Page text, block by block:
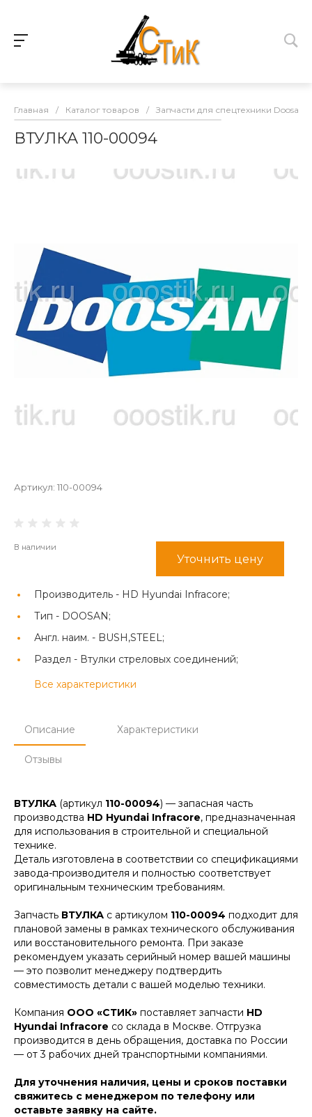
Главная / Каталог товаров / Запчасти для спецтехники Doosan
ВТУЛКА 110-00094
Артикул: 110-00094
В наличии
Уточнить цену
Производитель - HD Hyundai Infracore;
Тип - DOOSAN;
Англ. наим. - BUSH,STEEL;
Раздел - Втулки стреловых соединений;
Все характеристики
Описание Характеристики
Отзывы
ВТУЛКА (артикул 110-00094) — запасная часть
производства HD Hyundai Infracore, предназначенная
для использования в строительной и специальной
технике.
Деталь изготовлена в соответствии со спецификациями
завода-производителя и полностью соответствует
оригинальным техническим требованиям.
Запчасть ВТУЛКА с артикулом 110-00094 подходит для
плановой замены в рамках технического обслуживания
или восстановительного ремонта. При заказе
рекомендуем указать серийный номер вашей машины
— это позволит менеджеру подтвердить
совместимость детали с вашей моделью техники.
Компания ООО «СТИК» поставляет запчасти HD
Hyundai Infracore со склада в Москве. Отгрузка
производится в день обращения, доставка по России
— от 3 рабочих дней транспортными компаниями.
Для уточнения наличия, цены и сроков поставки
свяжитесь с менеджером по телефону или
оставьте заявку на сайте.